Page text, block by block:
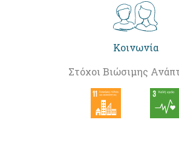
Κοινωνία
Στόχοι Βιώσιμης